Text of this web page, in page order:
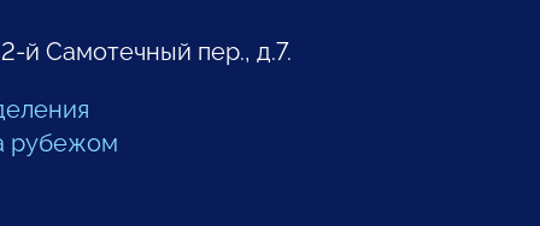
й Самотечный пер., д.7.
рубежом